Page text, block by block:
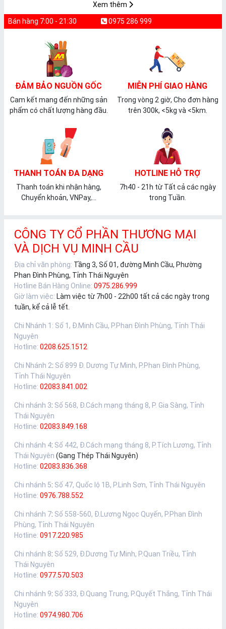
Xem thêm
Bán hàng 7:00 - 21:30 0975 286 999
ĐẢM BẢO NGUỒN GỐC
Cam kết mang đến những sản
phẩm có chất lượng hàng đầu.
MIỄN PHÍ GIAO HÀNG
Trong vòng 2 giờ, Cho đơn hàng
trên 300k, <5kg và <5km.
THANH TOÁN ĐA DẠNG
Thanh toán khi nhận hàng,
Chuyển khoản, VNPay,...
HOTLINE HỖ TRỢ
7h40 - 21h từ Tất cả các ngày
trong Tuần.
CÔNG TY CỔ PHẦN THƯƠNG MẠI
VÀ DỊCH VỤ MINH CẦU
Địa chỉ văn phòng: Tầng 3, Số 01, đường Minh Cầu, Phường
Phan Đình Phùng, Tỉnh Thái Nguyên
Hotline Bán Hàng Online: 0975.286.999
Giờ làm việc: Làm việc từ 7h00 - 22h00 tất cả các ngày trong
tuần, kể cả lễ tết.
Chi Nhánh 1 : Số 1, Đ.Minh Cầu, P.Phan Đình Phùng, Tỉnh Thái
Nguyên
Hotline: 0208.625.1512
Chi Nhánh 2: Số 899 Đ. Dương Tự Minh, P.Phan Đình Phùng,
Tỉnh Thái Nguyên
Hotline: 02083.841.002
Chi nhánh 3: Số 568, Đ.Cách mạng tháng 8, P. Gia Sàng, Tỉnh
Thái Nguyên
Hotline: 02083.849.168
Chi nhánh 4: Số 442, Đ.Cách mạng tháng 8, P.Tích Lương, Tỉnh
Thái Nguyên (Gang Thép Thái Nguyên)
Hotline: 02083.836.368
Chi nhánh 5: Số 47, Quốc lộ 1B, P.Linh Sơn, Tỉnh Thái Nguyên
Hotline: 0976.788.552
Chi nhánh 7: Số 558-560, Đ.Lương Ngọc Quyến, P.Phan Đình
Phùng, Tỉnh Thái Nguyên
Hotline: 0917.220.985
Chi nhánh 8: Số 529, Đ.Dương Tự Minh, P.Quan Triều, Tỉnh
Thái Nguyên
Hotline: 0977.570.503
Chi nhánh 9: Số 333, Đ.Quang Trung, P.Quyết Thắng, Tỉnh Thái
Nguyên
Hotline: 0974.980.706